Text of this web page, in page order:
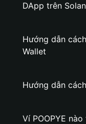
DApp trên
Hướng dẫn
Wallet
Hướng dẫn
Ví POOPYE